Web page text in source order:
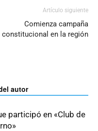
Artículo siguiente
Comienza campaña
constitucional en la región
autor
participó en «Club de